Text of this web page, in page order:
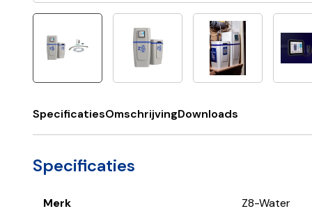
SpecificatiesOmschrijvingDownloads
Specificaties
Merk
Z8-Water